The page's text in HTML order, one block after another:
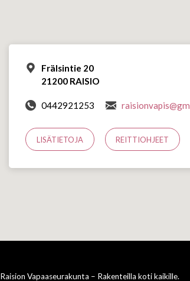
Frälsintie 20
21200 RAISIO
0442921253
LISÄTIETOJA REITTIOHJEET
Raision Vapaaseurakunta – Rakenteilla koti kaikille.